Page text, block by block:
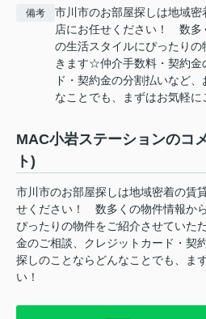
備考
市川市のお部屋探しは地域密
店にお任せください！ 数多
の生活スタイルにぴったり
きます☆仲介手数料・契約金
ド・契約金の分割払いなど
なことでも、まずはお気軽に
MAC小岩ステーションのコ
ト)
市川市のお部屋探しは地域密着の賃
せください！ 数多くの物件情報か
ぴったりの物件をご紹介させていた
金のご相談、クレジットカード・契
探しのことならどんなことでも、ま
い！